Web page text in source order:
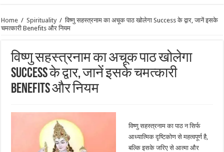
Home / Spirituality / विष्णु सहस्त्रनाम का अचूक पाठ खोलेगा Success के द्वार, जानें इसके
चमत्कारी Benefits और नियम
विष्णु सहस्त्रनाम का अचूक पाठ खोलेगा
Success के द्वार, जानें इसके चमत्कारी
Benefits और नियम
विष्णु सहस्त्रनाम का पाठ न सिर्फ
आध्यात्मिक दृष्टिकोण से महत्वपूर्ण है,
बल्कि इसके जरिए से आत्मा और